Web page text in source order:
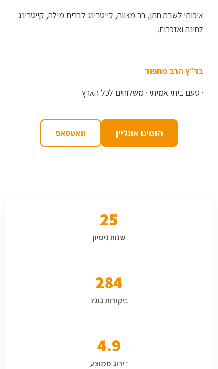
איכותי לשבת חתן, בר מצווה, קייטרינג לברית מילה, קייטרינג
לחינה ואזכרות.
בד״ץ הרב מחפוד
· טעם ביתי אמיתי · משלוחים לכל הארץ
הזמינו אונליין וואטסאפ
25
שנות ניסיון
284
ביקורות גוגל
4.9
דירוג ממוצע